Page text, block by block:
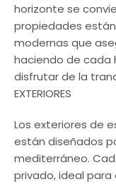
horizonte se
propiedades
modernas que
haciendo de cada
disfrutar de la
EXTERIORES
Los exteriores de
están diseñados
mediterráneo.
privado, ideal para